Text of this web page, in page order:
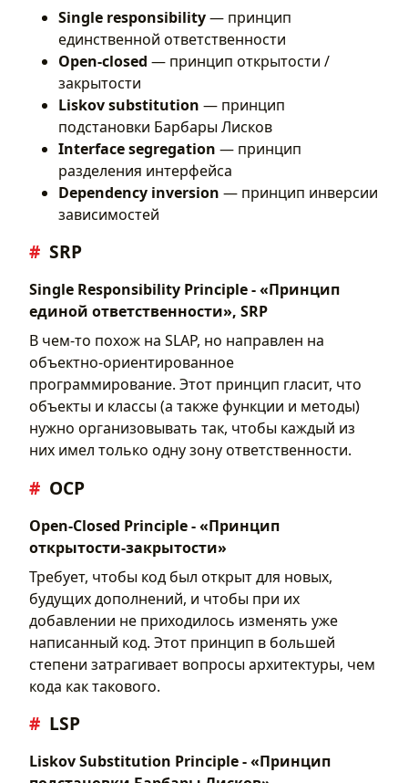
Single responsibility— принцип
единственной ответственности
Open-closed — принцип открытости /
закрытости
Liskov substitution — принцип
подстановки Барбары Лисков
Interface segregation — принцип
разделения интерфейса
Dependency inversion — принцип инверсии
зависимостей
SRP
Single Responsibility Principle - «Принцип
единой ответственности», SRP
В чем-то похож на SLAP, но направлен на
объектно-ориентированное
программирование. Этот принцип гласит, что
объекты и классы (а также функции и методы)
нужно организовывать так, чтобы каждый из
них имел только одну зону ответственности.
OCP
Open-Closed Principle - «Принцип
открытости-закрытости»
Требует, чтобы код был открыт для новых,
будущих дополнений, и чтобы при их
добавлении не приходилось изменять уже
написанный код. Этот принцип в большей
степени затрагивает вопросы архитектуры, чем
кода как такового.
LSP
Liskov Substitution Principle - «Принцип